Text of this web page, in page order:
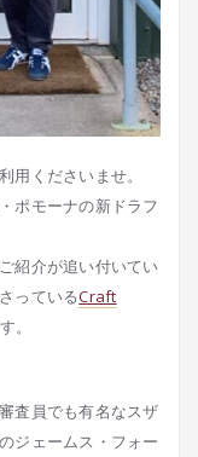
用くださいませ。
ポモーナの新ドラフ
紹介が追い付いてい
っているCraft
。
査員でも有名なスザ
ジェームス・フォー